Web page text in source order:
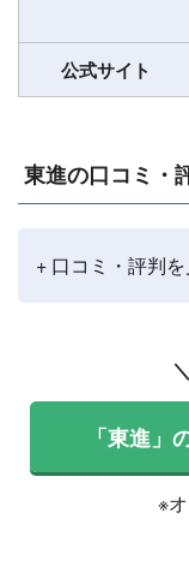
公式サイト
東進の口コミ・
+ 口コミ・評判
「東進」
※